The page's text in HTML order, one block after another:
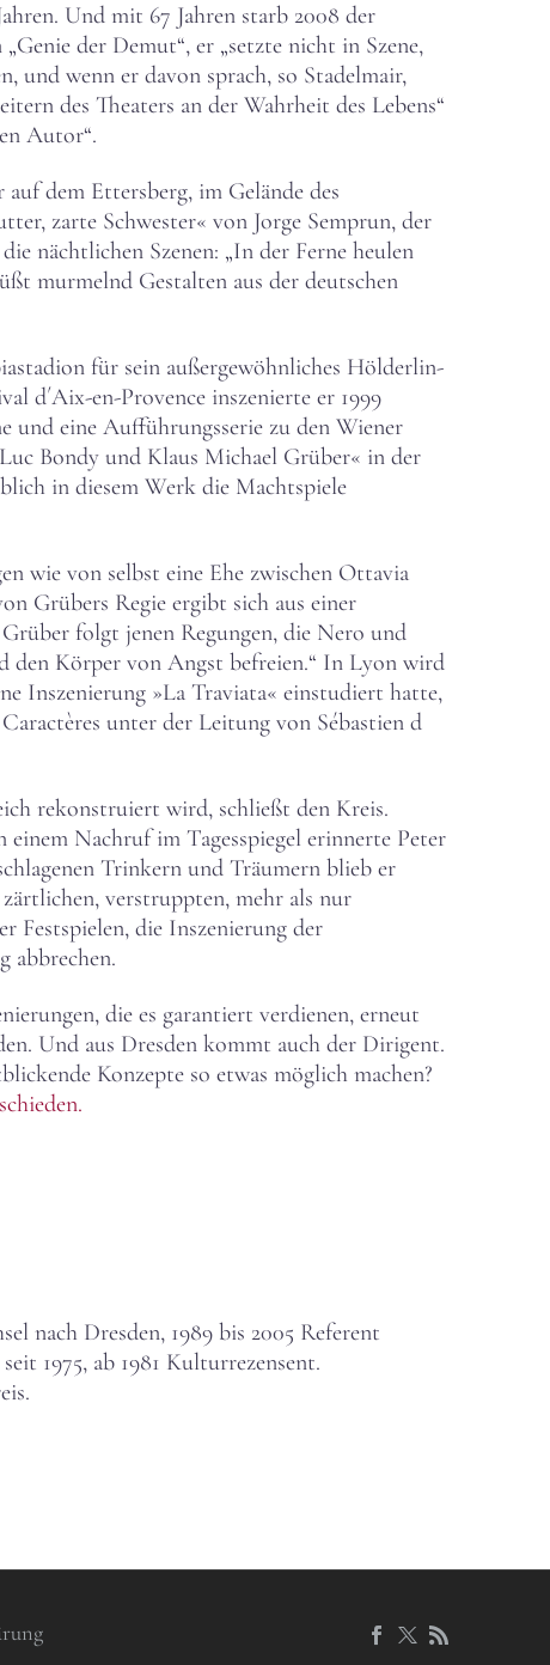
Und mit 67 Jahren starb 2008 der
der Demut“, er „setzte nicht in Szene,
und wenn er davon sprach, so Stadelmair,
des Theaters an der Wahrheit des Lebens“
Autor“.
dem Ettersberg, im Gelände des
zarte Schwester« von Jorge Semprun, der
nächtlichen Szenen: „In der Ferne heulen
murmelnd Gestalten aus der deutschen
für sein außergewöhnliches Hölderlin-
d´Aix-en-Provence inszenierte er 1999
und eine Aufführungsserie zu den Wiener
Bondy und Klaus Michael Grüber« in der
in diesem Werk die Machtspiele
wie von selbst eine Ehe zwischen Ottavia
Grübers Regie ergibt sich aus einer
folgt jenen Regungen, die Nero und
den Körper von Angst befreien.“ In Lyon wird
Inszenierung »La Traviata« einstudiert hatte,
unter der Leitung von Sébastien d
rekonstruiert wird, schließt den Kreis.
Nachruf im Tagesspiegel erinnerte Peter
Trinkern und Träumern blieb er
verstruppten, mehr als nur
Festspielen, die Inszenierung der
abbrechen.
die es garantiert verdienen, erneut
Und aus Dresden kommt auch der Dirigent.
Konzepte so etwas möglich machen?
nach Dresden, 1989 bis 2005 Referent
1975, ab 1981 Kulturrezensent.